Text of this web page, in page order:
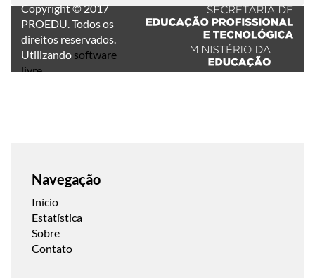
Copyright © 2017
PROEDU. Todos os
direitos reservados.
Utilizando software
livre.
Navegação
Início
Estatística
Sobre
Contato